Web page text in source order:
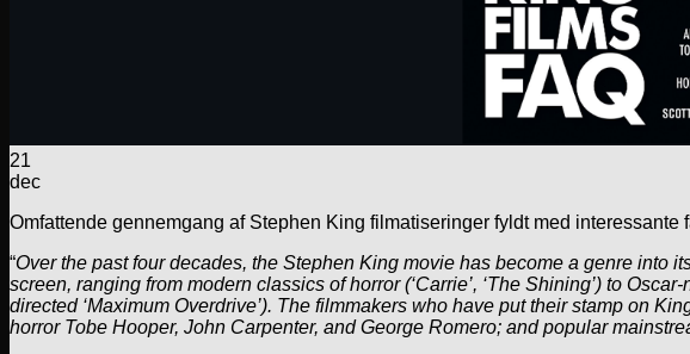
21
dec
Omfattende gennemgang af Stephen King filmatiseringer fyldt med interessante
“Over the past four decades, the Stephen King movie has become a genre into
screen, ranging from modern classics of horror (‘Carrie’, ‘The Shining’) to
directed ‘Maximum Overdrive’). The filmmakers who have put their stamp on
horror Tobe Hooper, John Carpenter, and George Romero; and popular